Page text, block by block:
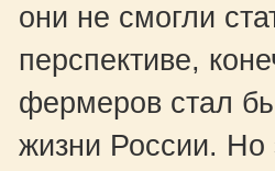
они не смогли
перспективе,
фермеров стал
жизни России. Но